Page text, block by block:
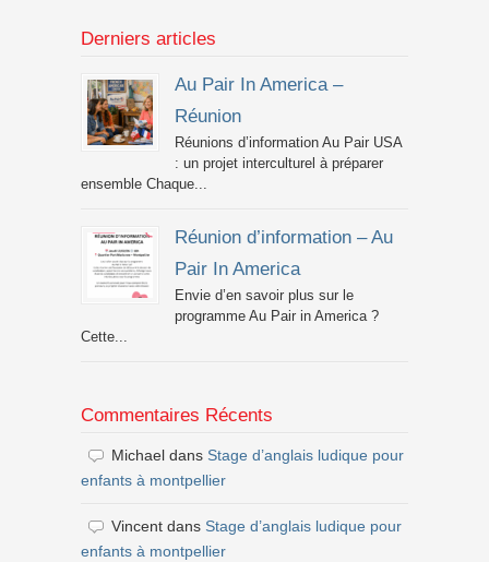
Derniers articles
Au Pair In America –
Réunion
Réunions d’information Au Pair USA
: un projet interculturel à préparer
ensemble Chaque...
Réunion d’information – Au
Pair In America
Envie d’en savoir plus sur le
programme Au Pair in America ?
Cette...
Commentaires Récents
Michael dans Stage d’anglais ludique pour
enfants à montpellier
Vincent dans Stage d’anglais ludique pour
enfants à montpellier